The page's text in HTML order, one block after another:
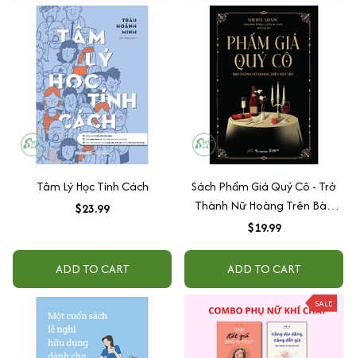
Tâm Lý Học Tính Cách
$23.99
ADD TO CART
Sách Phẩm Giá Quý Cô - Trở
Thành Nữ Hoàng Trên Bàn
Tiệc - Bản Quyền
$19.99
ADD TO CART
SALE